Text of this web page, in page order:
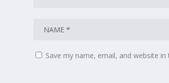
Save my name, email, and website